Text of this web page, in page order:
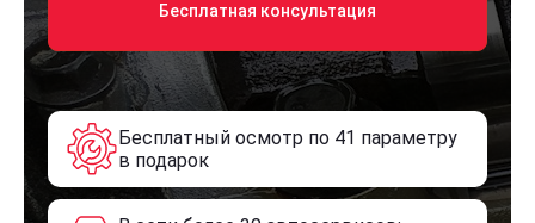
Бесплатная консультация
Бесплатный осмотр по 41 параметру
в подарок